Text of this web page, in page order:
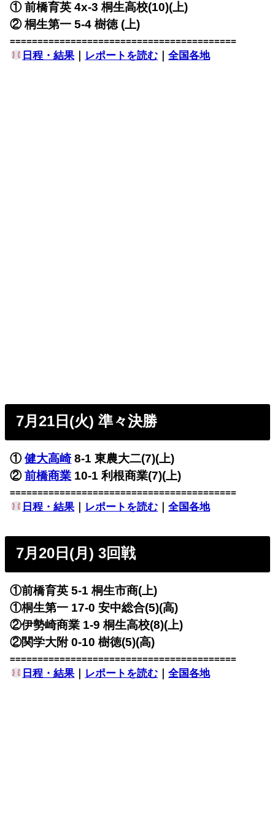
① 前橋育英 4x-3 桐生高校(10)(上)
② 桐生第一 5-4 樹徳 (上)
=========================================
日程・結果｜ レポートを読む ｜全国各地
7月21日(火) 準々決勝
①健大高崎8-1 東農大二(7)(上)
②前橋商業 10-1 利根商業(7)(上)
=========================================
日程・結果｜ レポートを読む ｜全国各地
7月20日(月) 3回戦
①前橋育英 5-1 桐生市商(上)
①桐生第一 17-0 安中総合(5)(高)
②伊勢崎商業 1-9 桐生高校(8)(上)
②関学大附 0-10 樹徳(5)(高)
=========================================
日程・結果｜ レポートを読む ｜全国各地